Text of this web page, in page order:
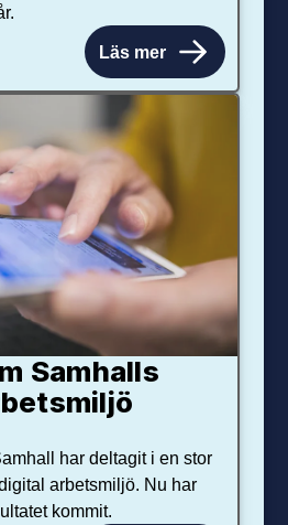
Läs mer
Samhalls
har deltagit i en stor
arbetsmiljö. Nu har
kommit.